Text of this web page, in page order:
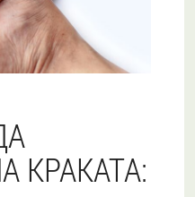
КРАКАТА: